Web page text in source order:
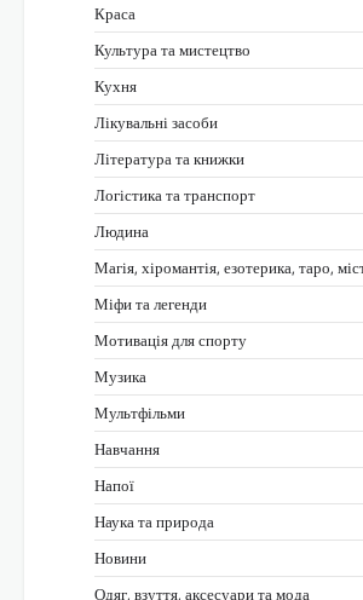
Краса
Культура та мистецтво
Кухня
Лікувальні засоби
Література та книжки
Логістика та транспорт
Людина
Магія, хіромантія, езотерика, таро,
Міфи та легенди
Мотивація для спорту
Музика
Мультфільми
Навчання
Напої
Наука та природа
Новини
Одяг, взуття, аксесуари та мода